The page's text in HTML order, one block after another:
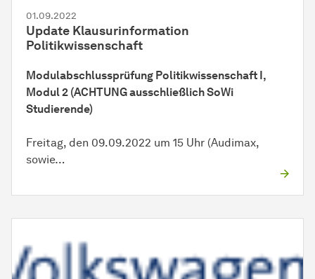
01.09.2022
Update Klausurinformation
Politikwissenschaft
Modulabschlussprüfung Politikwissenschaft I,
Modul 2 (ACHTUNG ausschließlich SoWi
Studierende)
Freitag, den 09.09.2022 um 15 Uhr (Audimax,
sowie…